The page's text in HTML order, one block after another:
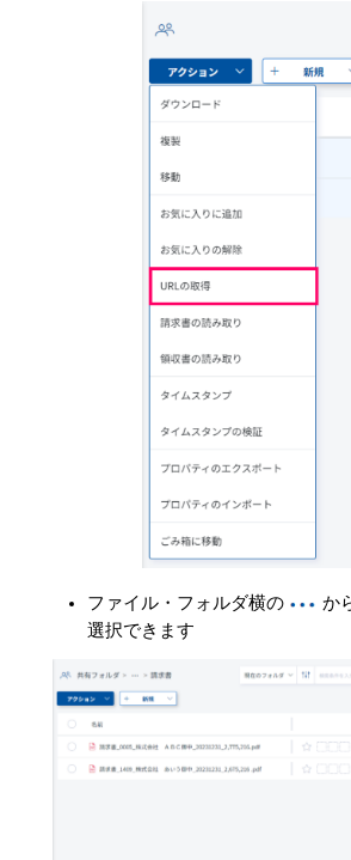
ファイル・フォルダ横の
か
選択できます